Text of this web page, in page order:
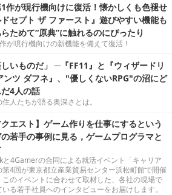
作が現行機向けに復活！懐かしくも色褪せ
セプト ザ ファースト』遊びやすい機能も
ためて“原典”に触れるのにぴったり
が現行機向けの新機能を備えて復活！
しいものだ」 ─『FF11』と『ウィザードリ
ンツ ダフネ』、"優しくないRPG"の沼にど
4人の話
人たちが語る奥深さとは。
クエスト】ゲーム作りを仕事にするという
若手の事例に見る，ゲームプログラマと
4Gamerの合同による就活イベント「キャリア
第4回が東京都立産業貿易センター浜松町館で開催
このイベントに合わせて取材した、各社の現場で
る若手社員へのインタビューをお届けします。